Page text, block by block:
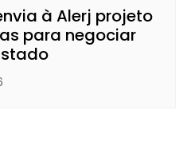
à Alerj projeto
para negociar